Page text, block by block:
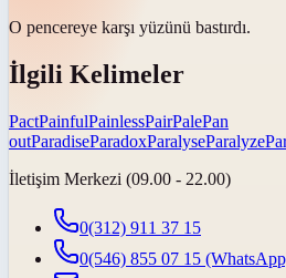
O pencereye karşı yüzünü bastırdı.
İlgili Kelimeler
PactPainfulPainlessPairPalePan
outParadiseParadoxParalyseParalyze
İletişim Merkezi (09.00 - 22.00)
0(312) 911 37 15
0(546) 855 07 15